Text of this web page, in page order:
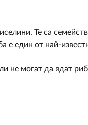
Те са
е един от най-
не могат да ядат